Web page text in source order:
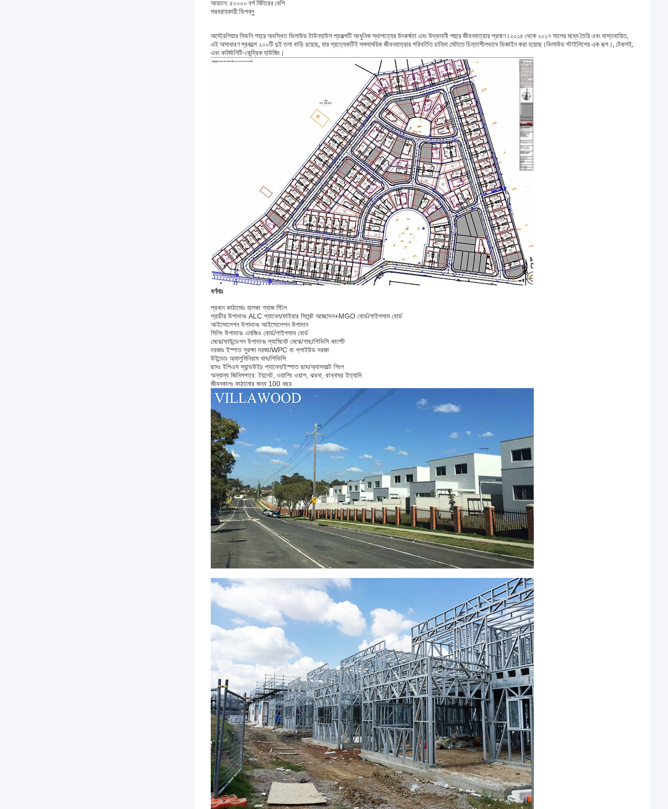
আয়তন: ৫০০০০ বর্গ মিটারের বেশি
সরবরাহকারী:ডিপব্লু
অস্ট্রেলিয়ার সিডনি শহরে অবস্থিত ভিলাউড টাউনহাউস প্রকল্পটি আধুনিক স্থাপত্যের উৎকর্ষতা এবং উদ্ভাবনী শহুরে জীবনযাত্রার প্রমাণ।২০১৫ থেকে ২০১৭ সালের মধ্যে তৈরি এবং বাস্তবায়িত,
এই অসাধারণ প্রকল্পে ২০০টি দুই তলা বাড়ি রয়েছে, যার প্রত্যেকটিই সমসাময়িক জীবনযাত্রার পরিবর্তিত চাহিদা মেটাতে চিন্তাশীলভাবে ডিজাইন করা হয়েছে।ভিলাউড স্টাইলিশের এক রূপ।, টেকসই,
এবং কমিউনিটি-কেন্দ্রিক হাউজিং।
বর্ণনাঃ
প্রধান কাঠামোঃ হালকা গ্যাজ স্টিল
প্রাচীর উপাদানঃ ALC প্যানেল/ফাইবার সিমেন্ট আচ্ছাদন+MGO বোর্ড/গাইপসাম বোর্ড
আইসোলেশন উপাদানঃ আইসোলেশন উপাদান
সিলিং উপাদানঃ এমজিও বোর্ড/গাইপসাম বোর্ড
মেঝে/ফাউন্ডেশন উপাদানঃ ল্যামিনেট মেঝে/গাছ/পিভিসি কার্পেট
দরজাঃ ইস্পাত সুরক্ষা দরজা/WPC বা প্লাইউড দরজা
উইন্ডোঃ অ্যালুমিনিয়াম খাদ/পিভিসি
ছাদঃ ইপিএস স্যান্ডউইচ প্যানেল/ইস্পাত ছাদ/অ্যাসফাল্ট শিংল
অন্যান্য জিনিসপত্র: টয়লেট, ওয়াশিং ওয়াশ, ঝরনা, রান্নাঘর ইত্যাদি
জীবনকালঃ কাঠামোর জন্য 100 বছর